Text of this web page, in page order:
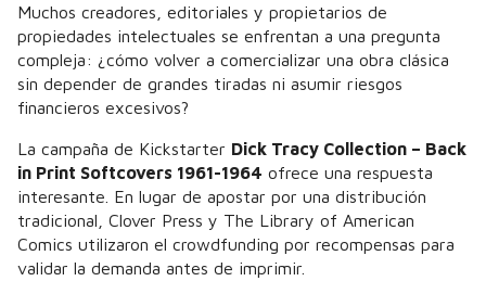
Muchos creadores, editoriales y propietarios de
propiedades intelectuales se enfrentan a una pregunta
compleja: ¿cómo volver a comercializar una obra clásica
sin depender de grandes tiradas ni asumir riesgos
financieros excesivos?
La campaña de Kickstarter Dick Tracy Collection – Back
in Print Softcovers 1961-1964 ofrece una respuesta
interesante. En lugar de apostar por una distribución
tradicional, Clover Press y The Library of American
Comics utilizaron el crowdfunding por recompensas para
validar la demanda antes de imprimir.